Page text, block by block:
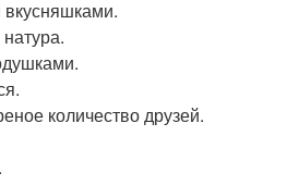
количество друзей.